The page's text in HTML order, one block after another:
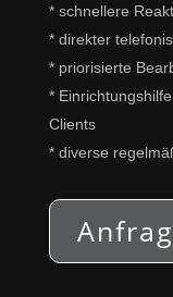
* schnellere
* direkter
* priorisierte
*
Clients
* diverse